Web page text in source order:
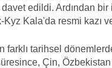
edildi. Ardından
Kala'da resmi kazı
farklı tarihsel
Çin,